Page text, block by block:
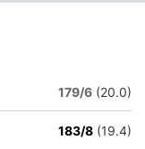
179/6 (20.0)
183/8 (19.4)